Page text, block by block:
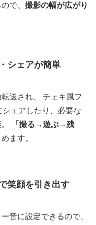
で、 撮影の幅が広がり
シェアが簡単
送され、 チェキ風フ
ェアしたり、必要な
「撮る→遊ぶ→残
ます。
笑顔を引き出す
音に設定できるので、